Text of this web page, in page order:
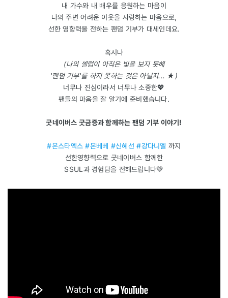
내 가수와 내 배우를 응원하는 마음이
나의 주변 어려운 이웃을 사랑하는 마음으로,
선한 영향력을 전하는 팬덤 기부가 대세인데요.
혹시나
(나의 셀럽이 아직은 빛을 보지 못해
'팬덤 기부'를 하지 못하는 것은 아닐지... ★)
너무나 진심이라서 너무나 소중한💖
팬들의 마음을 잘 알기에 준비했습니다.
굿네이버스 굿금증과 함께하는 팬덤 기부 이야기!
#몬스타엑스 #몬베베 #신혜선 #강다니엘 까지
선한영향력으로 굿네이버스 함께한
SSUL과 경험담을 전해드립니다💚